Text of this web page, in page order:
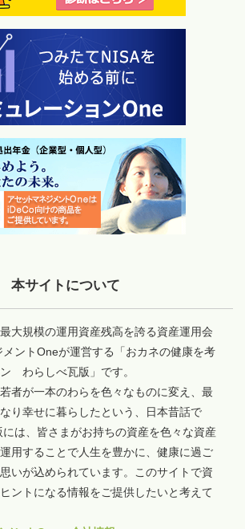
本サイトについて
大規模の運用資産残高を誇る資産運用会
ントOneが運営する「おカネの健康を考
わらしべ瓦版」です。
者が一本のわらを色々なものに変え、最
り幸せに暮らしたという、日本昔話で
は、皆さまがお持ちの資産を色々な資産
用することで人生を豊かに、健康に過ご
いが込められています。このサイトで資
ントになる情報をご提供したいと考えて